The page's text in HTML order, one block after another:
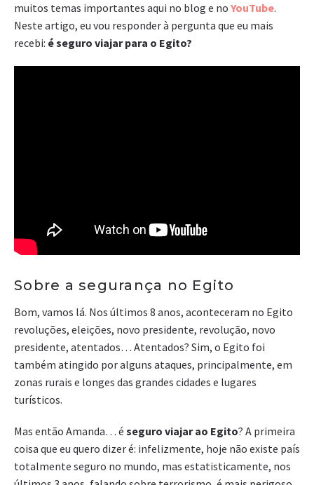
muitos temas importantes aqui no blog e no YouTube.
Neste artigo, eu vou responder à pergunta que eu mais
recebi: é seguro viajar para o Egito?
Sobre a segurança no Egito
Bom, vamos lá. Nos últimos 8 anos, aconteceram no Egito
revoluções, eleições, novo presidente, revolução, novo
presidente, atentados… Atentados? Sim, o Egito foi
também atingido por alguns ataques, principalmente, em
zonas rurais e longes das grandes cidades e lugares
turísticos.
Mas então Amanda… é seguro viajar ao Egito? A primeira
coisa que eu quero dizer é: infelizmente, hoje não existe país
totalmente seguro no mundo, mas estatisticamente, nos